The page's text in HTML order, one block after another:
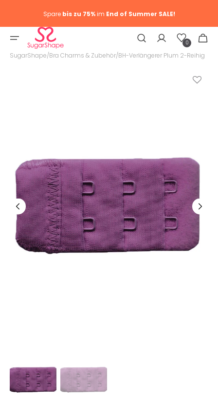
Sparebis zu 75%im End of Summer SALE!
Wunschliste
0 0
SugarShape/Bra Charms & Zubehör/BH-Verlängerer Plum 2-Reihig
Medien
1
in
Galerieansicht
öffnen